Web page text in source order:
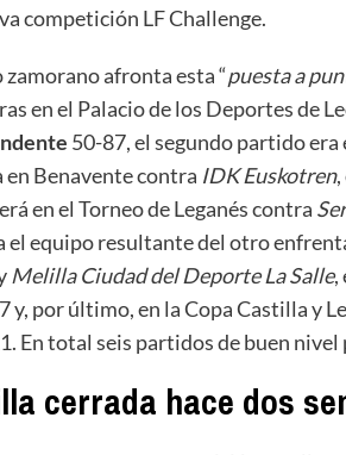
competición LF Challenge.
zamorano afronta esta “puesta a
en el Palacio de los Deportes de
50-87, el segundo partido era
en Benavente contra IDK Euskotren,
en el Torneo de Leganés contra
el equipo resultante del otro
Melilla Ciudad del Deporte La Salle,
y, por último, en la Copa Castilla y
En total seis partidos de buen
cerrada hace dos